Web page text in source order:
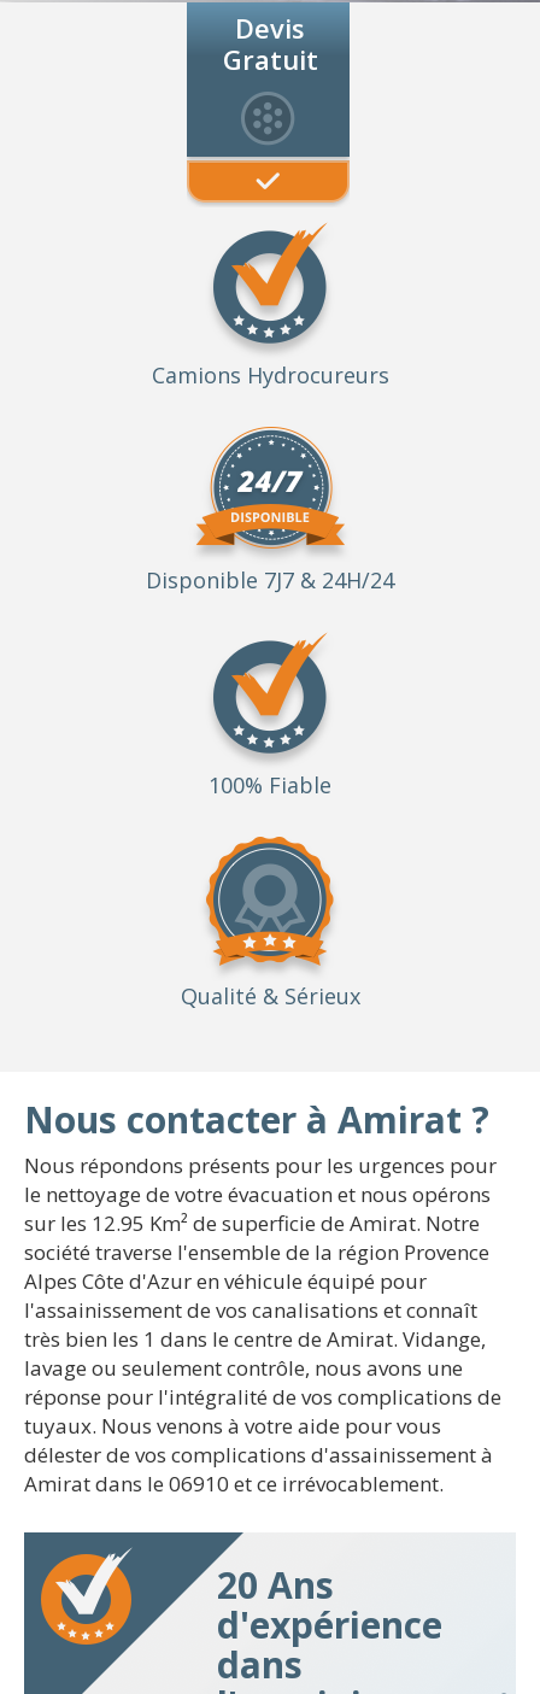
Devis
Gratuit
Camions Hydrocureurs
Disponible 7J7 & 24H/24
100% Fiable
Qualité & Sérieux
Nous contacter à Amirat ?
Nous répondons présents pour les urgences pour
le nettoyage de votre évacuation et nous opérons
sur les 12.95 Km² de superficie de Amirat. Notre
société traverse l'ensemble de la région Provence
Alpes Côte d'Azur en véhicule équipé pour
l'assainissement de vos canalisations et connaît
très bien les 1 dans le centre de Amirat. Vidange,
lavage ou seulement contrôle, nous avons une
réponse pour l'intégralité de vos complications de
tuyaux. Nous venons à votre aide pour vous
délester de vos complications d'assainissement à
Amirat dans le 06910 et ce irrévocablement.
20 Ans
d'expérience
dans